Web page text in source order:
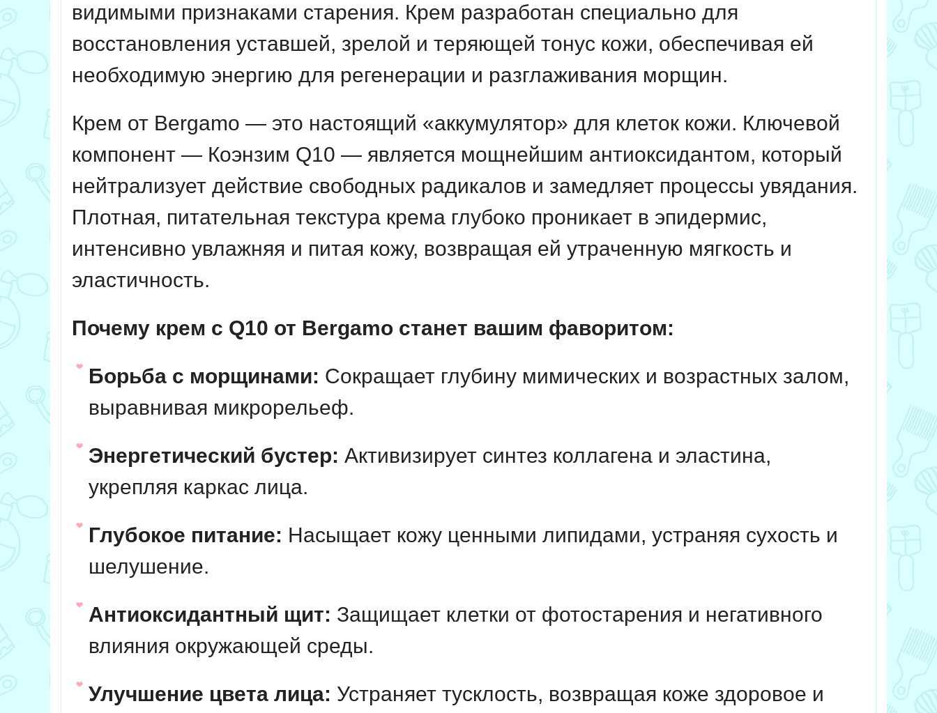
видимыми признаками старения. Крем разработан специально для
восстановления уставшей, зрелой и теряющей тонус кожи, обеспечивая ей
необходимую энергию для регенерации и разглаживания морщин.
Крем от Bergamo — это настоящий «аккумулятор» для клеток кожи. Ключевой
компонент — Коэнзим Q10 — является мощнейшим антиоксидантом, который
нейтрализует действие свободных радикалов и замедляет процессы увядания.
Плотная, питательная текстура крема глубоко проникает в эпидермис,
интенсивно увлажняя и питая кожу, возвращая ей утраченную мягкость и
эластичность.
Почему крем с Q10 от Bergamo станет вашим фаворитом:
Борьба с морщинами: Сокращает глубину мимических и возрастных залом,
выравнивая микрорельеф.
Энергетический бустер: Активизирует синтез коллагена и эластина,
укрепляя каркас лица.
Глубокое питание: Насыщает кожу ценными липидами, устраняя сухость и
шелушение.
Антиоксидантный щит: Защищает клетки от фотостарения и негативного
влияния окружающей среды.
Улучшение цвета лица: Устраняет тусклость, возвращая коже здоровое и